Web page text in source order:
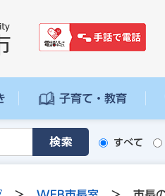
子育て・教育
すべて